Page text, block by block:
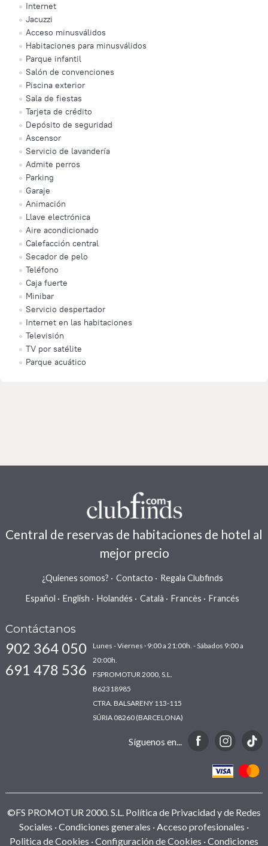
Internet
Jacuzzi
Acceso minusválidos
Habitaciones para minusválidos
Parque infantil
Salón de convenciones
Piscina exterior
Sala de fiestas
Tarjeta de crédito
Depósito de seguridad
Ascensor
Servicio de lavandería
Admite perros
Parking
Garaje
Animación
Llave electrónica
Aire acondicionado
Calefacción central
Secador de pelo
Teléfono
Caja fuerte
Minibar
Servicio despertador
Internet en las habitaciones
Televisión
TV por satélite
Parque acuático
Central de reservas de habitaciones de hotel al
mejor precio
¿Quienes somos? Contacto
Regala Clubfinds
Español
English Holandés Català Francès Francés
Contáctanos
902 364 050
691 478 536
Lunes - Viernes · 9:00 a 21:00h. - Sábados 9:00 a
20:00h.
FSPROMOTUR 2000, S.L.
B62318985
CTRA. BALSARENY 113-115
SÚRIA 08260 (BARCELONA)
Síguenos en...
©FS PROMOTUR 2000. S.L. Política de Privacidad y de Redes
Sociales Condiciones generales
Acceso profesionales
Politica de Cookies Configuración de Cookies Condiciones